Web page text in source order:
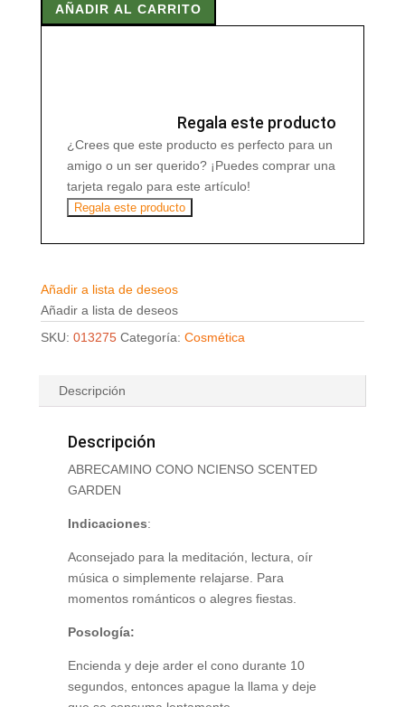
NCIENSO
AÑADIR AL CARRITO
Regala este producto
¿Crees que este producto es perfecto para un
amigo o un ser querido? ¡Puedes comprar una
tarjeta regalo para este artículo!
Regala este producto
Añadir a lista de deseos
Añadir a lista de deseos
SKU: 013275 Categoría: Cosmética
Descripción
Descripción
ABRECAMINO CONO NCIENSO SCENTED
GARDEN
Indicaciones:
Aconsejado para la meditación, lectura, oír
música o simplemente relajarse. Para
momentos románticos o alegres fiestas.
Posología:
Encienda y deje arder el cono durante 10
segundos, entonces apague la llama y deje